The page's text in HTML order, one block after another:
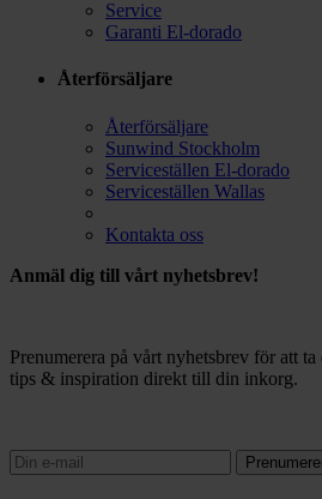
Service
Garanti El-dorado
Återförsäljare
Återförsäljare
Sunwind Stockholm
Serviceställen El-dorado
Serviceställen Wallas
Kontakta oss
Anmäl dig till vårt nyhetsbrev!
Prenumerera på vårt nyhetsbrev för att
tips & inspiration direkt till din inkorg.